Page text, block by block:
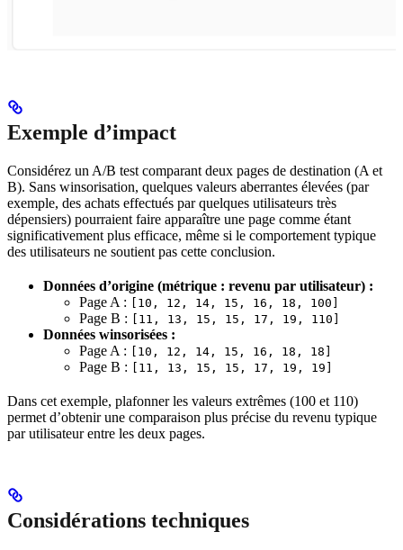
Exemple d’impact
Considérez un A/B test comparant deux pages de destination (A et
B). Sans winsorisation, quelques valeurs aberrantes élevées (par
exemple, des achats effectués par quelques utilisateurs très
dépensiers) pourraient faire apparaître une page comme étant
significativement plus efficace, même si le comportement typique
des utilisateurs ne soutient pas cette conclusion.
Données d’origine (métrique : revenu par utilisateur) :
Page A :
[10, 12, 14, 15, 16, 18, 100]
Page B : [11, 13, 15, 15, 17, 19, 110]
Données winsorisées :
Page A :
[10, 12, 14, 15, 16, 18, 18]
Page B : [11, 13, 15, 15, 17, 19, 19]
Dans cet exemple, plafonner les valeurs extrêmes (100 et 110)
permet d’obtenir une comparaison plus précise du revenu typique
par utilisateur entre les deux pages.
Considérations techniques